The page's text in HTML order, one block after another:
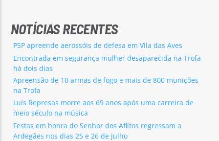
NOTÍCIAS RECENTES
PSP apreende aerossóis de defesa em Vila das Aves
Encontrada em segurança mulher desaparecida na Trofa
há dois dias
Apreensão de 10 armas de fogo e mais de 800 munições
na Trofa
Luís Represas morre aos 69 anos após uma carreira de
meio século na música
Festas em honra do Senhor dos Aflitos regressam a
Ardegães nos dias 25 e 26 de julho